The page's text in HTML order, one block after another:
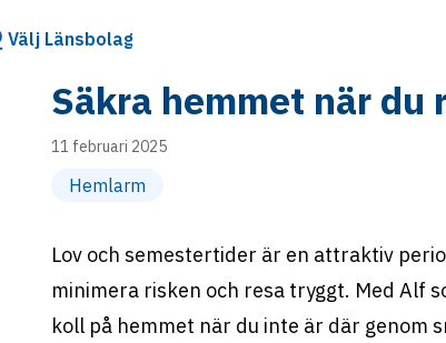
Välj Länsbolag
Säkra hemmet när du
11 februari 2025
Hemlarm
Lov och semestertider är en attraktiv
minimera risken och resa tryggt. Med Alf
koll på hemmet när du inte är där genom